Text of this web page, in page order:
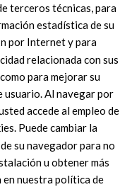
terceros técnicas, para
estadística de su
por Internet y para
relacionada con sus
para mejorar su
usuario. Al navegar por
accede al empleo de
Puede cambiar la
su navegador para no
u obtener más
nuestra política de